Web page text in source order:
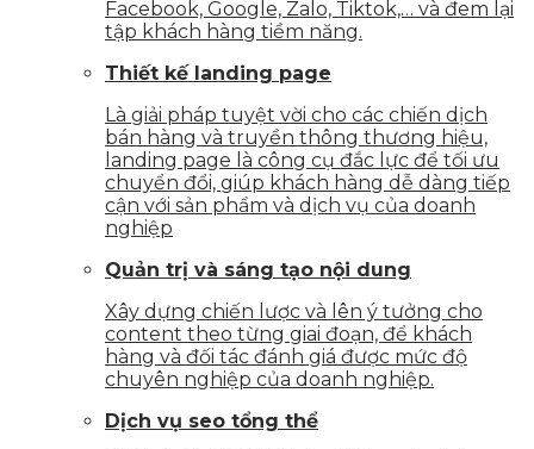
Facebook, Google, Zalo, Tiktok,… và đem lại
tập khách hàng tiềm năng.
Thiết kế landing page
Là giải pháp tuyệt vời cho các chiến dịch
bán hàng và truyền thông thương hiệu,
landing page là công cụ đắc lực để tối ưu
chuyển đổi, giúp khách hàng dễ dàng tiếp
cận với sản phẩm và dịch vụ của doanh
nghiệp
Quản trị và sáng tạo nội dung
Xây dựng chiến lược và lên ý tưởng cho
content theo từng giai đoạn, để khách
hàng và đối tác đánh giá được mức độ
chuyên nghiệp của doanh nghiệp.
Dịch vụ seo tổng thể